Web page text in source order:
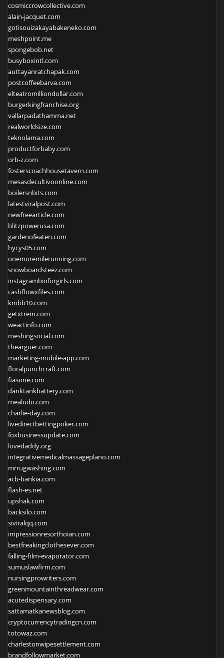
cosmiccrowcollective.com
alain-jacquet.com
gotisouizakayabakeneko.com
meshpoint.me
spongebob.net
busyboxintl.com
auttayanratchapak.com
postcoffeebarva.com
elteatromilliondollar.com
burgerkingfranchise.org
vallarpadathamma.net
realworldsize.com
teknolama.com
productforbaby.com
orb-z.com
fosterscoachhousetavern.com
mesasdecultivoonline.com
boilersnbits.com
latestviralpost.com
newfreearticle.com
blitzpowerusa.com
gardenofeaten.com
hycys05.com
onemoremilerunning.com
snowboardsteez.com
instagrambioforgirls.com
cashflowxfiles.com
kmbb10.com
getxtrem.com
weactinfo.com
meshingsocial.com
thearguer.com
marketing-mobile-app.com
floralpunchcraft.com
fiasone.com
danktankbattery.com
mealudo.com
charlie-day.com
livedirectbettingpoker.com
foxbusinessupdate.com
lovedaddy.org
integrativemedicalmassageplano.com
mrrugwashing.com
acb-bankia.com
flash-es.net
upshak.com
backsilo.com
siviralqq.com
impressionresorthoian.com
bestfreakingclothesever.com
falling-film-evaporator.com
sumuslawfirm.com
nursingprowriters.com
greenmountainthreadwear.com
acutedispensary.com
sattamatkanewsblog.com
cryptocurrencytradingcn.com
totowaz.com
charlestonwipesettlement.com
brandfollowmarket.com